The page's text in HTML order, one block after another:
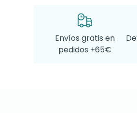
Envíos gratis en
pedidos +65€